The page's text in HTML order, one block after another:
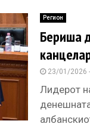
Регион
Бериша
23/01/2026
Лидерот